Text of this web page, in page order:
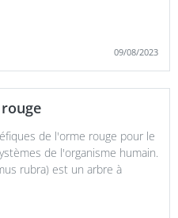
09/08/2023
de l'orme rouge pour le
de l'organisme humain.
rubra) est un arbre à